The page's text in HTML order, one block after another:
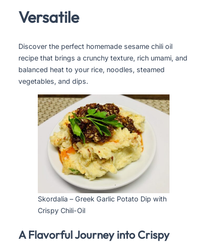
Versatile
Discover the perfect homemade sesame chili oil
recipe that brings a crunchy texture, rich umami, and
balanced heat to your rice, noodles, steamed
vegetables, and dips.
Skordalia – Greek Garlic Potato Dip with
Crispy Chili-Oil
A Flavorful Journey into Crispy